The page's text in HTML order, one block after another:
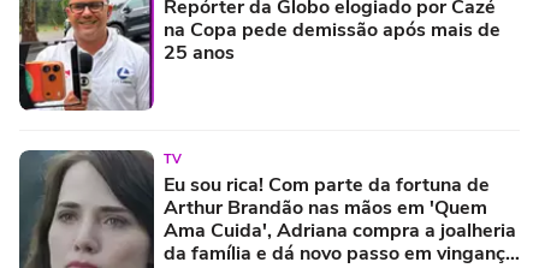
Repórter da Globo elogiado por Cazé
na Copa pede demissão após mais de
25 anos
TV
Eu sou rica! Com parte da fortuna de
Arthur Brandão nas mãos em 'Quem
Ama Cuida', Adriana compra a joalheria
da família e dá novo passo em vingança